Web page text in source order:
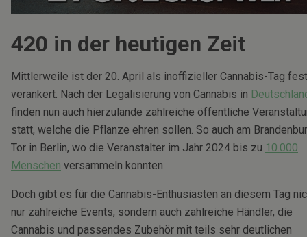
420 in der heutigen Zeit
Mittlerweile ist der 20. April als inoffizieller Cannabis-Tag fest
verankert. Nach der Legalisierung von Cannabis in
finden nun auch hierzulande zahlreiche öffentliche
statt, welche die Pflanze ehren sollen. So auch am
Tor in Berlin, wo die Veranstalter im Jahr 2024 bis zu 10.000
Menschen versammeln konnten.
Doch gibt es für die Cannabis-Enthusiasten an diesem Tag
nur zahlreiche Events, sondern auch zahlreiche Händler, die
Cannabis und passendes Zubehör mit teils sehr deutlichen